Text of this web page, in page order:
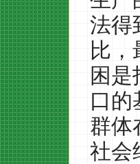
法得
比，
困是
口的
群体
社会